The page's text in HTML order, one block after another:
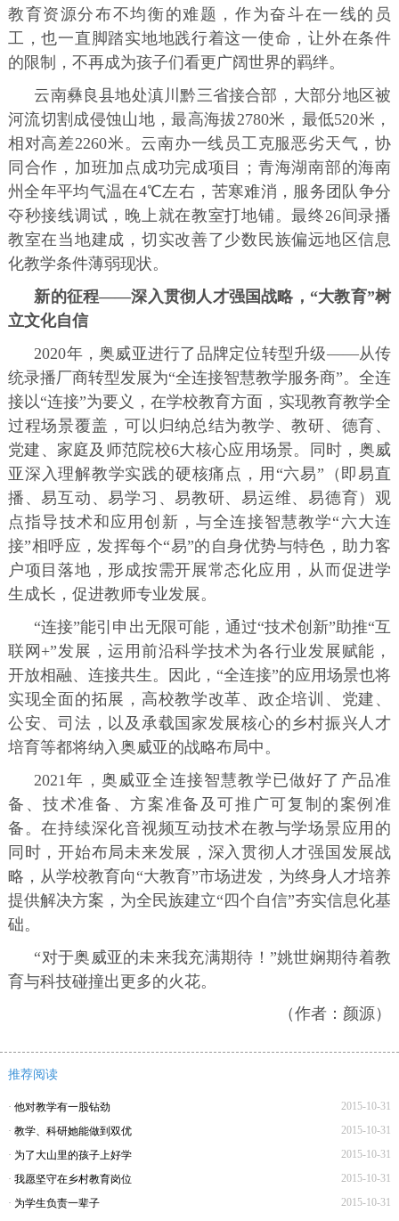
教育资源分布不均衡的难题，作为奋斗在一线的员
工，也一直脚踏实地地践行着这一使命，让外在条件
的限制，不再成为孩子们看更广阔世界的羁绊。
云南彝良县地处滇川黔三省接合部，大部分地区被
河流切割成侵蚀山地，最高海拔2780米，最低520米，
相对高差2260米。云南办一线员工克服恶劣天气，协
同合作，加班加点成功完成项目；青海湖南部的海南
州全年平均气温在4℃左右，苦寒难消，服务团队争分
夺秒接线调试，晚上就在教室打地铺。最终26间录播
教室在当地建成，切实改善了少数民族偏远地区信息
化教学条件薄弱现状。
新的征程——深入贯彻人才强国战略，“大教育”树
立文化自信
2020年，奥威亚进行了品牌定位转型升级——从传
统录播厂商转型发展为“全连接智慧教学服务商”。全连
接以“连接”为要义，在学校教育方面，实现教育教学全
过程场景覆盖，可以归纳总结为教学、教研、德育、
党建、家庭及师范院校6大核心应用场景。同时，奥威
亚深入理解教学实践的硬核痛点，用“六易”（即易直
播、易互动、易学习、易教研、易运维、易德育）观
点指导技术和应用创新，与全连接智慧教学“六大连
接”相呼应，发挥每个“易”的自身优势与特色，助力客
户项目落地，形成按需开展常态化应用，从而促进学
生成长，促进教师专业发展。
“连接”能引申出无限可能，通过“技术创新”助推“互
联网+”发展，运用前沿科学技术为各行业发展赋能，
开放相融、连接共生。因此，“全连接”的应用场景也将
实现全面的拓展，高校教学改革、政企培训、党建、
公安、司法，以及承载国家发展核心的乡村振兴人才
培育等都将纳入奥威亚的战略布局中。
2021年，奥威亚全连接智慧教学已做好了产品准
备、技术准备、方案准备及可推广可复制的案例准
备。在持续深化音视频互动技术在教与学场景应用的
同时，开始布局未来发展，深入贯彻人才强国发展战
略，从学校教育向“大教育”市场进发，为终身人才培养
提供解决方案，为全民族建立“四个自信”夯实信息化基
础。
“对于奥威亚的未来我充满期待！”姚世娴期待着教
育与科技碰撞出更多的火花。
（作者：颜源）
推荐阅读
2015-10-31
· 他对教学有一股钻劲
2015-10-31
· 教学、科研她能做到双优
2015-10-31
· 为了大山里的孩子上好学
2015-10-31
· 我愿坚守在乡村教育岗位
2015-10-31
· 为学生负责一辈子